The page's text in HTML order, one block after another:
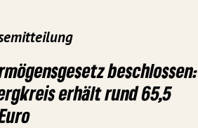
beschlossen:
erhält rund 65,5